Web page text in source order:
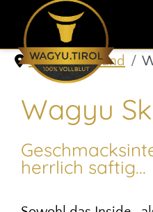
Shop & Versand
Wagyu
herrlich saftig...